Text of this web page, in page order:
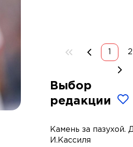
2
Выбор
редакции
Камень за пазухой.
И.Кассиля